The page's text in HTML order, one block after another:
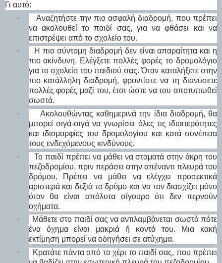
Γι αυτό:
·
Αναζητήστε την πιο ασφαλή διαδρομή, που πρέπει
να ακολουθεί το παιδί σας, για να φθάσει και να
επιστρέψει από το σχολείο του.
·
Η πιο σύντομη διαδρομή δεν είναι απαραίτητα και η
πιο ακίνδυνη. Ελέγξετε πολλές φορές το δρομολόγιο
για το σχολείο του παιδιού σας. Όταν καταλήξετε στην
πιο κατάλληλη διαδρομή, φροντίστε να τη διανύσετε
πολλές φορές μαζί του, έτσι ώστε να του αποτυπωθεί
σωστά.
·
Ακολουθώντας καθημερινά την ίδια διαδρομή, θα
μπορεί σιγά-σιγά να γνωρίσει όλες τις ιδιαιτερότητες
και ιδιομορφίες του δρομολογίου και κατά συνέπεια
τους ενδεχόμενους κινδύνους.
·
Το παιδί πρέπει να μάθει να σταματά στην άκρη του
πεζοδρομίου, πριν περάσει στην απέναντι πλευρά του
δρόμου. Πρέπει να μάθει να ελέγχει προσεκτικά
αριστερά και δεξιά το δρόμο και να τον διασχίζει μόνο
όταν θα είναι απόλυτα σίγουρο ότι δεν περνούν
οχήματα.
·
Μάθετε στο παιδί σας να αντιλαμβάνεται σωστά πότε
ένα όχημα είναι μακριά ή κοντά του. Μια κακή
εκτίμηση μπορεί να οδηγήσει σε ατύχημα.
·
Κρατάτε πάντα από το χέρι το παιδί σας, που πρέπει